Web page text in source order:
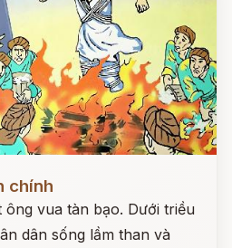
chính
vua tàn bạo. Dưới triều
dân sống lầm than và